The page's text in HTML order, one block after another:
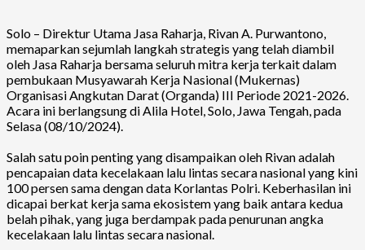
Solo – Direktur Utama Jasa Raharja, Rivan A. Purwantono,
memaparkan sejumlah langkah strategis yang telah diambil
oleh Jasa Raharja bersama seluruh mitra kerja terkait dalam
pembukaan Musyawarah Kerja Nasional (Mukernas)
Organisasi Angkutan Darat (Organda) III Periode 2021-2026.
Acara ini berlangsung di Alila Hotel, Solo, Jawa Tengah, pada
Selasa (08/10/2024).
Salah satu poin penting yang disampaikan oleh Rivan adalah
pencapaian data kecelakaan lalu lintas secara nasional yang kini
100 persen sama dengan data Korlantas Polri. Keberhasilan ini
dicapai berkat kerja sama ekosistem yang baik antara kedua
belah pihak, yang juga berdampak pada penurunan angka
kecelakaan lalu lintas secara nasional.